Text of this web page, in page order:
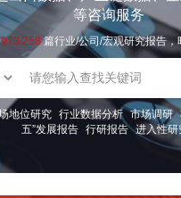
等咨询服务
篇行业/公司/宏观研究报告，
地位研究 行业数据分析 市场调研
五”发展报告 行研报告 进入性研